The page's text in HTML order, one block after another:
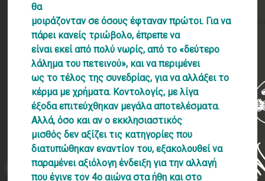
θα
μοιράζονταν σε όσους έφταναν πρώτοι. Για να
πάρει κανείς τριώβολο, έπρεπε να
είναι εκεί από πολύ νωρίς, από το «δεύτερο
λάλημα του πετεινού», και να περιμένει
ως το τέλος της συνεδρίας, για να αλλάξει το
κέρμα με χρήματα. Κοντολογίς, με λίγα
έξοδα επιτεύχθηκαν μεγάλα αποτελέσματα.
Αλλά, όσο και αν ο εκκλησιαστικός
μισθός δεν αξίζει τις κατηγορίες που
διατυπώθηκαν εναντίον του, εξακολουθεί να
παραμένει αξιόλογη ένδειξη για την αλλαγή
που έγινε τον 4ο αιώνα στα ήθη και στο